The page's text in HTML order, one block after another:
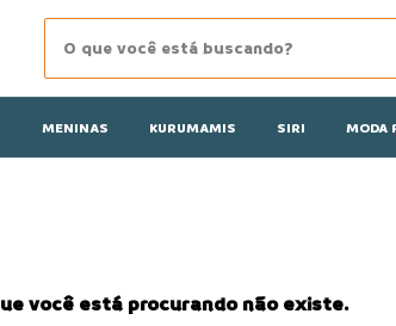
MENINAS KURUMAMIS SIRI MODA
você está procurando não existe.